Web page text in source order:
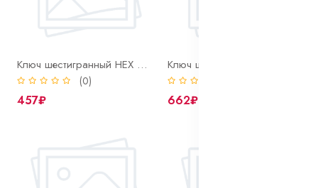
Ключ шестигранный HEX 17 х 225 мм Г-образный
(0)
457₽ 662₽